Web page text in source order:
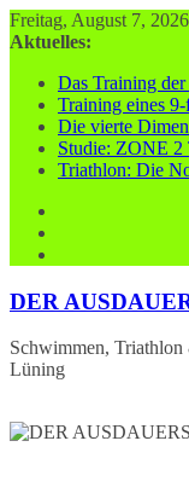
Zum
Inhalt
Freitag, August 7, 2026
Aktuelles:
Das Training
Training eines
Die vierte
Studie: ZONE 2
Triathlon: Die
DER
Schwimmen,
Lüning